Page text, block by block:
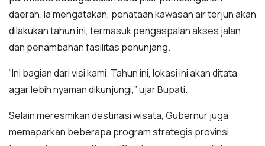
daerah. Ia mengatakan, penataan kawasan air terjun akan
dilakukan tahun ini, termasuk pengaspalan akses jalan
dan penambahan fasilitas penunjang.
“Ini bagian dari visi kami. Tahun ini, lokasi ini akan ditata
agar lebih nyaman dikunjungi,” ujar Bupati.
Selain meresmikan destinasi wisata, Gubernur juga
memaparkan beberapa program strategis provinsi,